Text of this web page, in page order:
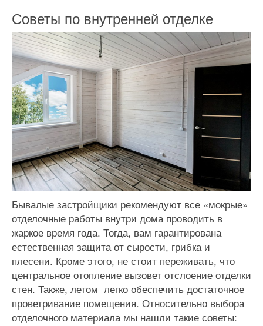
Советы по внутренней отделке
Бывалые застройщики рекомендуют все «мокрые»
отделочные работы внутри дома проводить в
жаркое время года. Тогда, вам гарантирована
естественная защита от сырости, грибка и
плесени. Кроме этого, не стоит переживать, что
центральное отопление вызовет отслоение отделки
стен. Также, летом легко обеспечить достаточное
проветривание помещения. Относительно выбора
отделочного материала мы нашли такие советы: